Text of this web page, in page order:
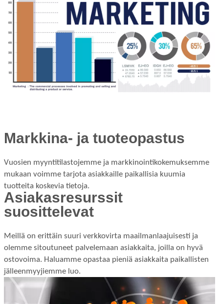
Markkina- ja tuoteopastus
Vuosien myyntitilastojemme ja markkinointikokemuksemme
mukaan voimme tarjota asiakkaille paikallisia kuumia
tuotteita koskevia tietoja.
Asiakasresurssit
suosittelevat
Meillä on erittäin suuri verkkovirta maailmanlaajuisesti ja
olemme sitoutuneet palvelemaan asiakkaita, joilla on hyvä
ostovoima. Haluamme opastaa pieniä asiakkaita paikallisten
jälleenmyyjiemme luo.